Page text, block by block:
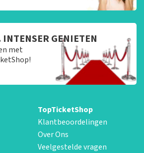
GENIETEN
met
TopTicketShop
Klantbeoordelingen
Over Ons
Veelgestelde vragen